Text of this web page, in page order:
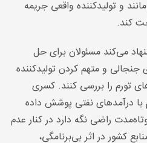
و تولیدکننده واقعی جریمه
کند.
می‌کند مسئولان برای حل
و متهم کردن تولیدکننده
تورم را بررسی کنند. کسری
با درآمدهای نفتی پوشش داده
راضی نگه دارد در کنار عدم
کشور در اثر بی‌برنامگی،